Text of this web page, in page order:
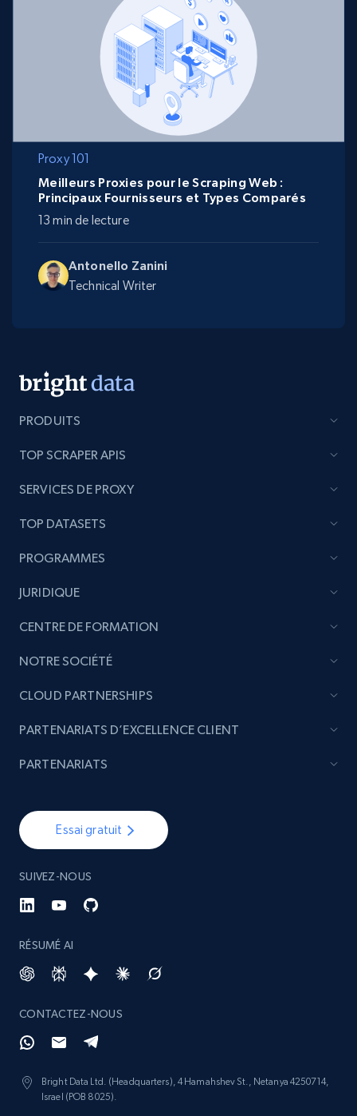
Proxy 101
Antonello Zanini
Technical Writer
Meilleurs Proxies pour le Scraping Web :
Principaux Fournisseurs et Types Comparés
13 min de lecture
PRODUITS
TOP SCRAPER APIS
SERVICES DE PROXY
TOP DATASETS
PROGRAMMES
JURIDIQUE
CENTRE DE FORMATION
NOTRE SOCIÉTÉ
Essai gratuit
SUIVEZ-NOUS
RÉSUMÉ AI
CONTACTEZ-NOUS
Bright Data Ltd. (Headquarters), 4 Hamahshev St., Netanya 4250714,
Israel (POB 8025).
CLOUD PARTNERSHIPS
PARTENARIATS D’EXCELLENCE CLIENT
PARTENARIATS